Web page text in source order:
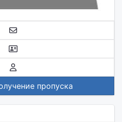
пропуска